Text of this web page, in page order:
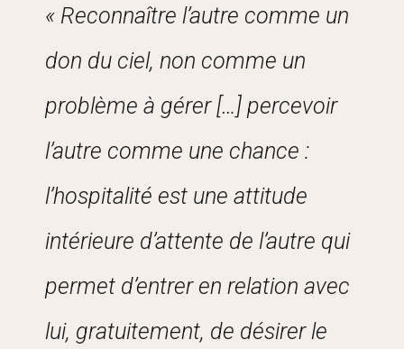
« Reconnaître l’autre comme un
don du ciel, non comme un
problème à gérer […] percevoir
l’autre comme une chance :
l’hospitalité est une attitude
intérieure d’attente de l’autre qui
permet d’entrer en relation avec
lui, gratuitement, de désirer le